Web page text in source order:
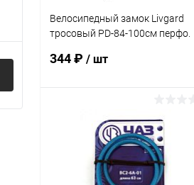
Велосипедный замок Livgard
тросовый PD-84-100см перфо.
344 ₽ / шт
В корзину
Купить в 1 клик Сравнение
В избранное В наличии